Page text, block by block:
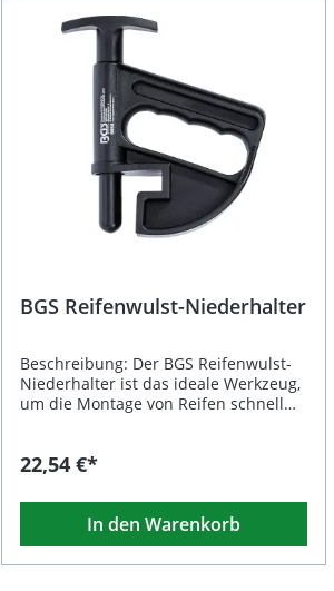
BGS Reifenwulst-Niederhalter
Beschreibung: Der BGS Reifenwulst-
Niederhalter ist das ideale Werkzeug,
um die Montage von Reifen schnell
sorgt er dafür, dass der Reifenwulst
bleibt. Durch das schonende Material
werden Aluminiumfelgen optimal vor
Kratzern und Beschädigungen
geschützt. Dank seiner handlichen
22,54 €*
In den Warenkorb